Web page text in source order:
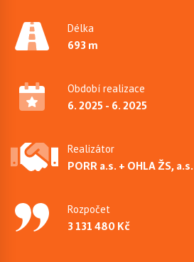
Délka
693 m
Období realizace
6. 2025 - 6. 2025
Realizátor
PORR a.s. + OHLA ŽS, a.s.
Rozpočet
3 131 480 Kč